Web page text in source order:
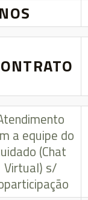
a equipe do
(Chat
Virtual) s/